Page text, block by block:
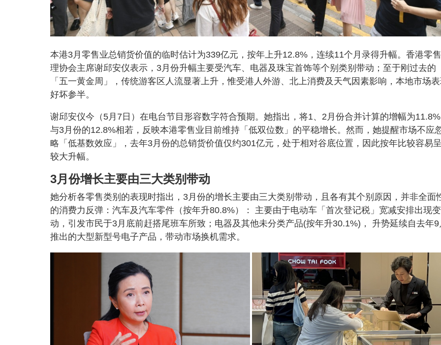
本港3月零售业总销货价值的临时估计为339亿元，按年上升12.8%，连续11个月录得升幅。香港零
理协会主席谢邱安仪表示，3月份升幅主要受汽车、电器及珠宝首饰等个别类别带动；至于刚过去的
「五一黄金周」，传统游客区人流显著上升，惟受港人外游、北上消费及天气因素影响，本地市场
好坏参半。
谢邱安仪今（5月7日）在电台节目形容数字符合预期。她指出，将1、2月份合并计算的增幅为11.8%
与3月份的12.8%相若，反映本港零售业目前维持「低双位数」的平稳增长。然而，她提醒市场不应
略「低基数效应」，去年3月份的总销货价值仅约301亿元，处于相对谷底位置，因此按年比较容易
较大升幅。
3月份增长主要由三大类别带动
她分析各零售类别的表现时指出，3月份的增长主要由三大类别带动，且各有其个别原因，并非全面
的消费力反弹：汽车及汽车零件（按年升80.8%）： 主要由于电动车「首次登记税」宽减安排出现变
动，引发市民于3月底前赶搭尾班车所致；电器及其他未分类产品(按年升30.1%)， 升势延续自去年9
推出的大型新型号电子产品，带动市场换机需求。